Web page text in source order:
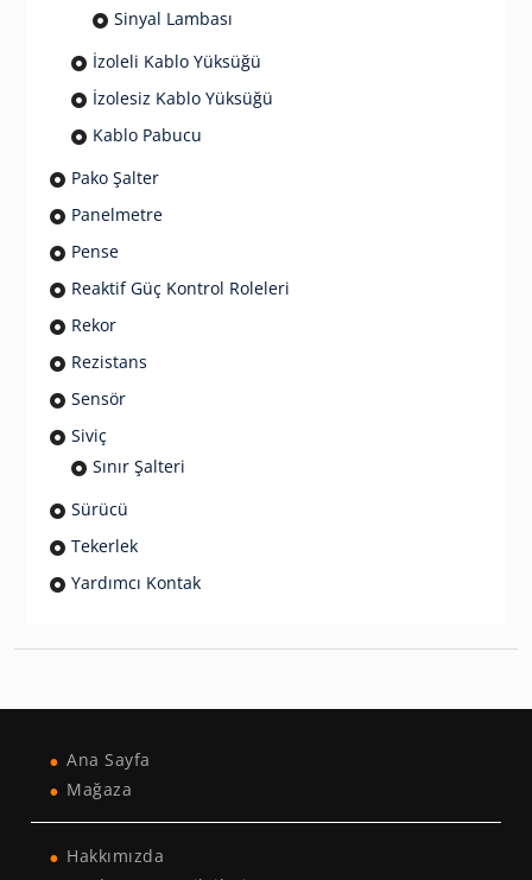
Sinyal Lambası
İzoleli Kablo Yüksüğü
İzolesiz Kablo Yüksüğü
Kablo Pabucu
Pako Şalter
Panelmetre
Pense
Reaktif Güç Kontrol Roleleri
Rekor
Rezistans
Sensör
Siviç
Sınır Şalteri
Sürücü
Tekerlek
Yardımcı Kontak
Ana Sayfa
Mağaza
Hakkımızda